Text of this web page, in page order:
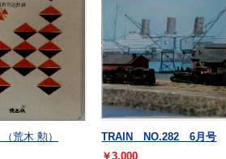
（荒木 勲）
TRAIN NO.282 6月号
￥3,000